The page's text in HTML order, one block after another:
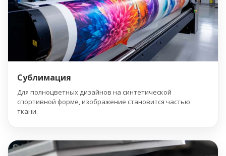
Сублимация
Для полноцветных дизайнов на синтетической
спортивной форме, изображение становится частью
ткани.